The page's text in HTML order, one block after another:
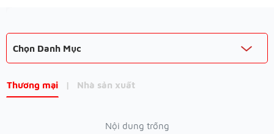
Chọn Danh Mục
Thương mại | Nhà sản xuất
Nội dung trống